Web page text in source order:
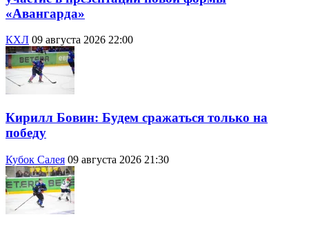
«Авангарда»
КХЛ 09 августа 2026 22:00
Кирилл Бовин: Будем сражаться только на
победу
Кубок Салея 09 августа 2026 21:30